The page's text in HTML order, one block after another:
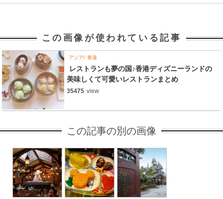
この画像が使われている記事
アジア 香港
レストランも夢の国♪香港ディズニーランドの
美味しくて可愛いレストランまとめ
35475 view
この記事の別の画像